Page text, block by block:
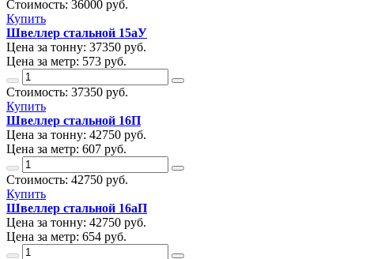
Стоимость: 36000 руб.
Купить
Швеллер стальной 15аУ
Цена за тонну: 37350 руб.
Цена за метр: 573 руб.
Стоимость: 37350 руб.
Купить
Швеллер стальной 16П
Цена за тонну: 42750 руб.
Цена за метр: 607 руб.
Стоимость: 42750 руб.
Купить
Швеллер стальной 16аП
Цена за тонну: 42750 руб.
Цена за метр: 654 руб.